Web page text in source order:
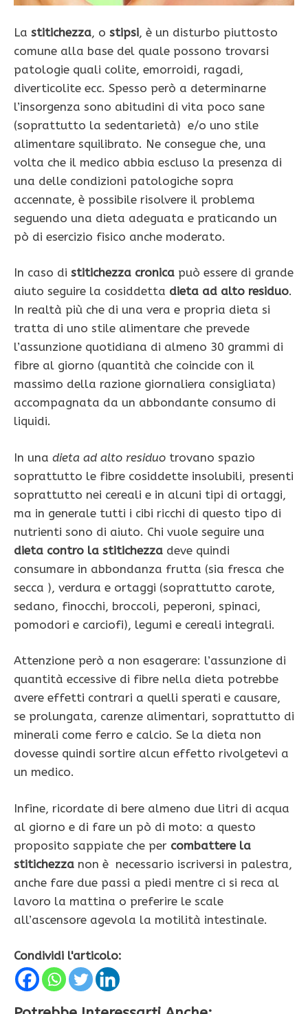
La stitichezza, o stipsi, è un disturbo piuttosto
comune alla base del quale possono trovarsi
patologie quali colite, emorroidi, ragadi,
diverticolite ecc. Spesso però a determinarne
l’insorgenza sono abitudini di vita poco sane
(soprattutto la sedentarietà) e/o uno stile
alimentare squilibrato. Ne consegue che, una
volta che il medico abbia escluso la presenza di
una delle condizioni patologiche sopra
accennate, è possibile risolvere il problema
seguendo una dieta adeguata e praticando un
pò di esercizio fisico anche moderato.
In caso di stitichezza cronica può essere di grande
aiuto seguire la cosiddetta dieta ad alto residuo.
In realtà più che di una vera e propria dieta si
tratta di uno stile alimentare che prevede
l’assunzione quotidiana di almeno 30 grammi di
fibre al giorno (quantità che coincide con il
massimo della razione giornaliera consigliata)
accompagnata da un abbondante consumo di
liquidi.
In una dieta ad alto residuo trovano spazio
soprattutto le fibre cosiddette insolubili, presenti
soprattutto nei cereali e in alcuni tipi di ortaggi,
ma in generale tutti i cibi ricchi di questo tipo di
nutrienti sono di aiuto. Chi vuole seguire una
dieta contro la stitichezza deve quindi
consumare in abbondanza frutta (sia fresca che
secca ), verdura e ortaggi (soprattutto carote,
sedano, finocchi, broccoli, peperoni, spinaci,
pomodori e carciofi), legumi e cereali integrali.
Attenzione però a non esagerare: l’assunzione di
quantità eccessive di fibre nella dieta potrebbe
avere effetti contrari a quelli sperati e causare,
se prolungata, carenze alimentari, soprattutto di
minerali come ferro e calcio. Se la dieta non
dovesse quindi sortire alcun effetto rivolgetevi a
un medico.
Infine, ricordate di bere almeno due litri di acqua
al giorno e di fare un pò di moto: a questo
proposito sappiate che per combattere la
stitichezza non è necessario iscriversi in palestra,
anche fare due passi a piedi mentre ci si reca al
lavoro la mattina o preferire le scale
all’ascensore agevola la motilità intestinale.
Condividi l'articolo: